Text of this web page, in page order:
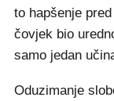
to hapšenje
čovjek bio
samo jedan
Oduzimanje